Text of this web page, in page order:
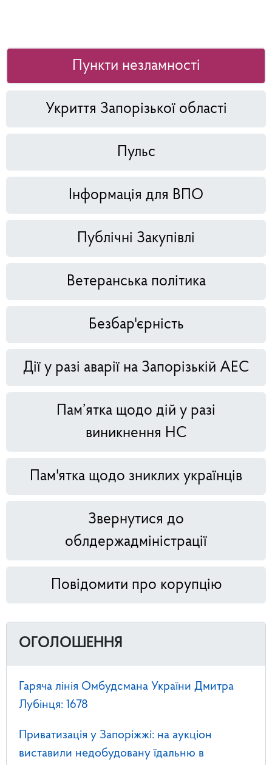
Пункти незламності
Укриття Запорізької області
Пульс
Інформація для ВПО
Публічні Закупівлі
Ветеранська політика
Безбар'єрність
Дії у разі аварії на Запорізькій АЕС
Пам’ятка щодо дій у разі
виникнення НС
Пам'ятка щодо зниклих українців
Звернутися до
облдержадміністрації
Повідомити про корупцію
ОГОЛОШЕННЯ
Гаряча лінія Омбудсмана України Дмитра
Лубінця: 1678
Приватизація у Запоріжжі: на аукціон
виставили недобудовану їдальню в